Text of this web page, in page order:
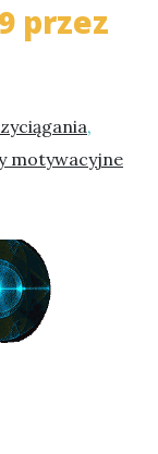
przez
,
motywacyjne